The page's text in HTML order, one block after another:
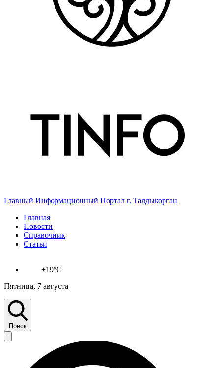
Главный Информационный Портал г. Талдыкорган
Главная
Новости
Справочник
Статьи
+19°C
Пятница, 7 августа
Поиск